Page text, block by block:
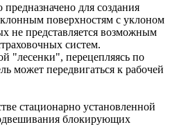
для создания
поверхностям с уклоном
не представляется возможным
систем.
"лесенки", перецепляясь по
может передвигаться к рабочей
стационарно установленной
блокирующих